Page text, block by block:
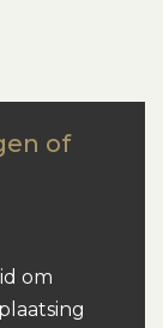
of
om